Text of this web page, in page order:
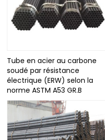
Tube en acier au carbone
soudé par résistance
électrique (ERW) selon la
norme ASTM A53 GR.B